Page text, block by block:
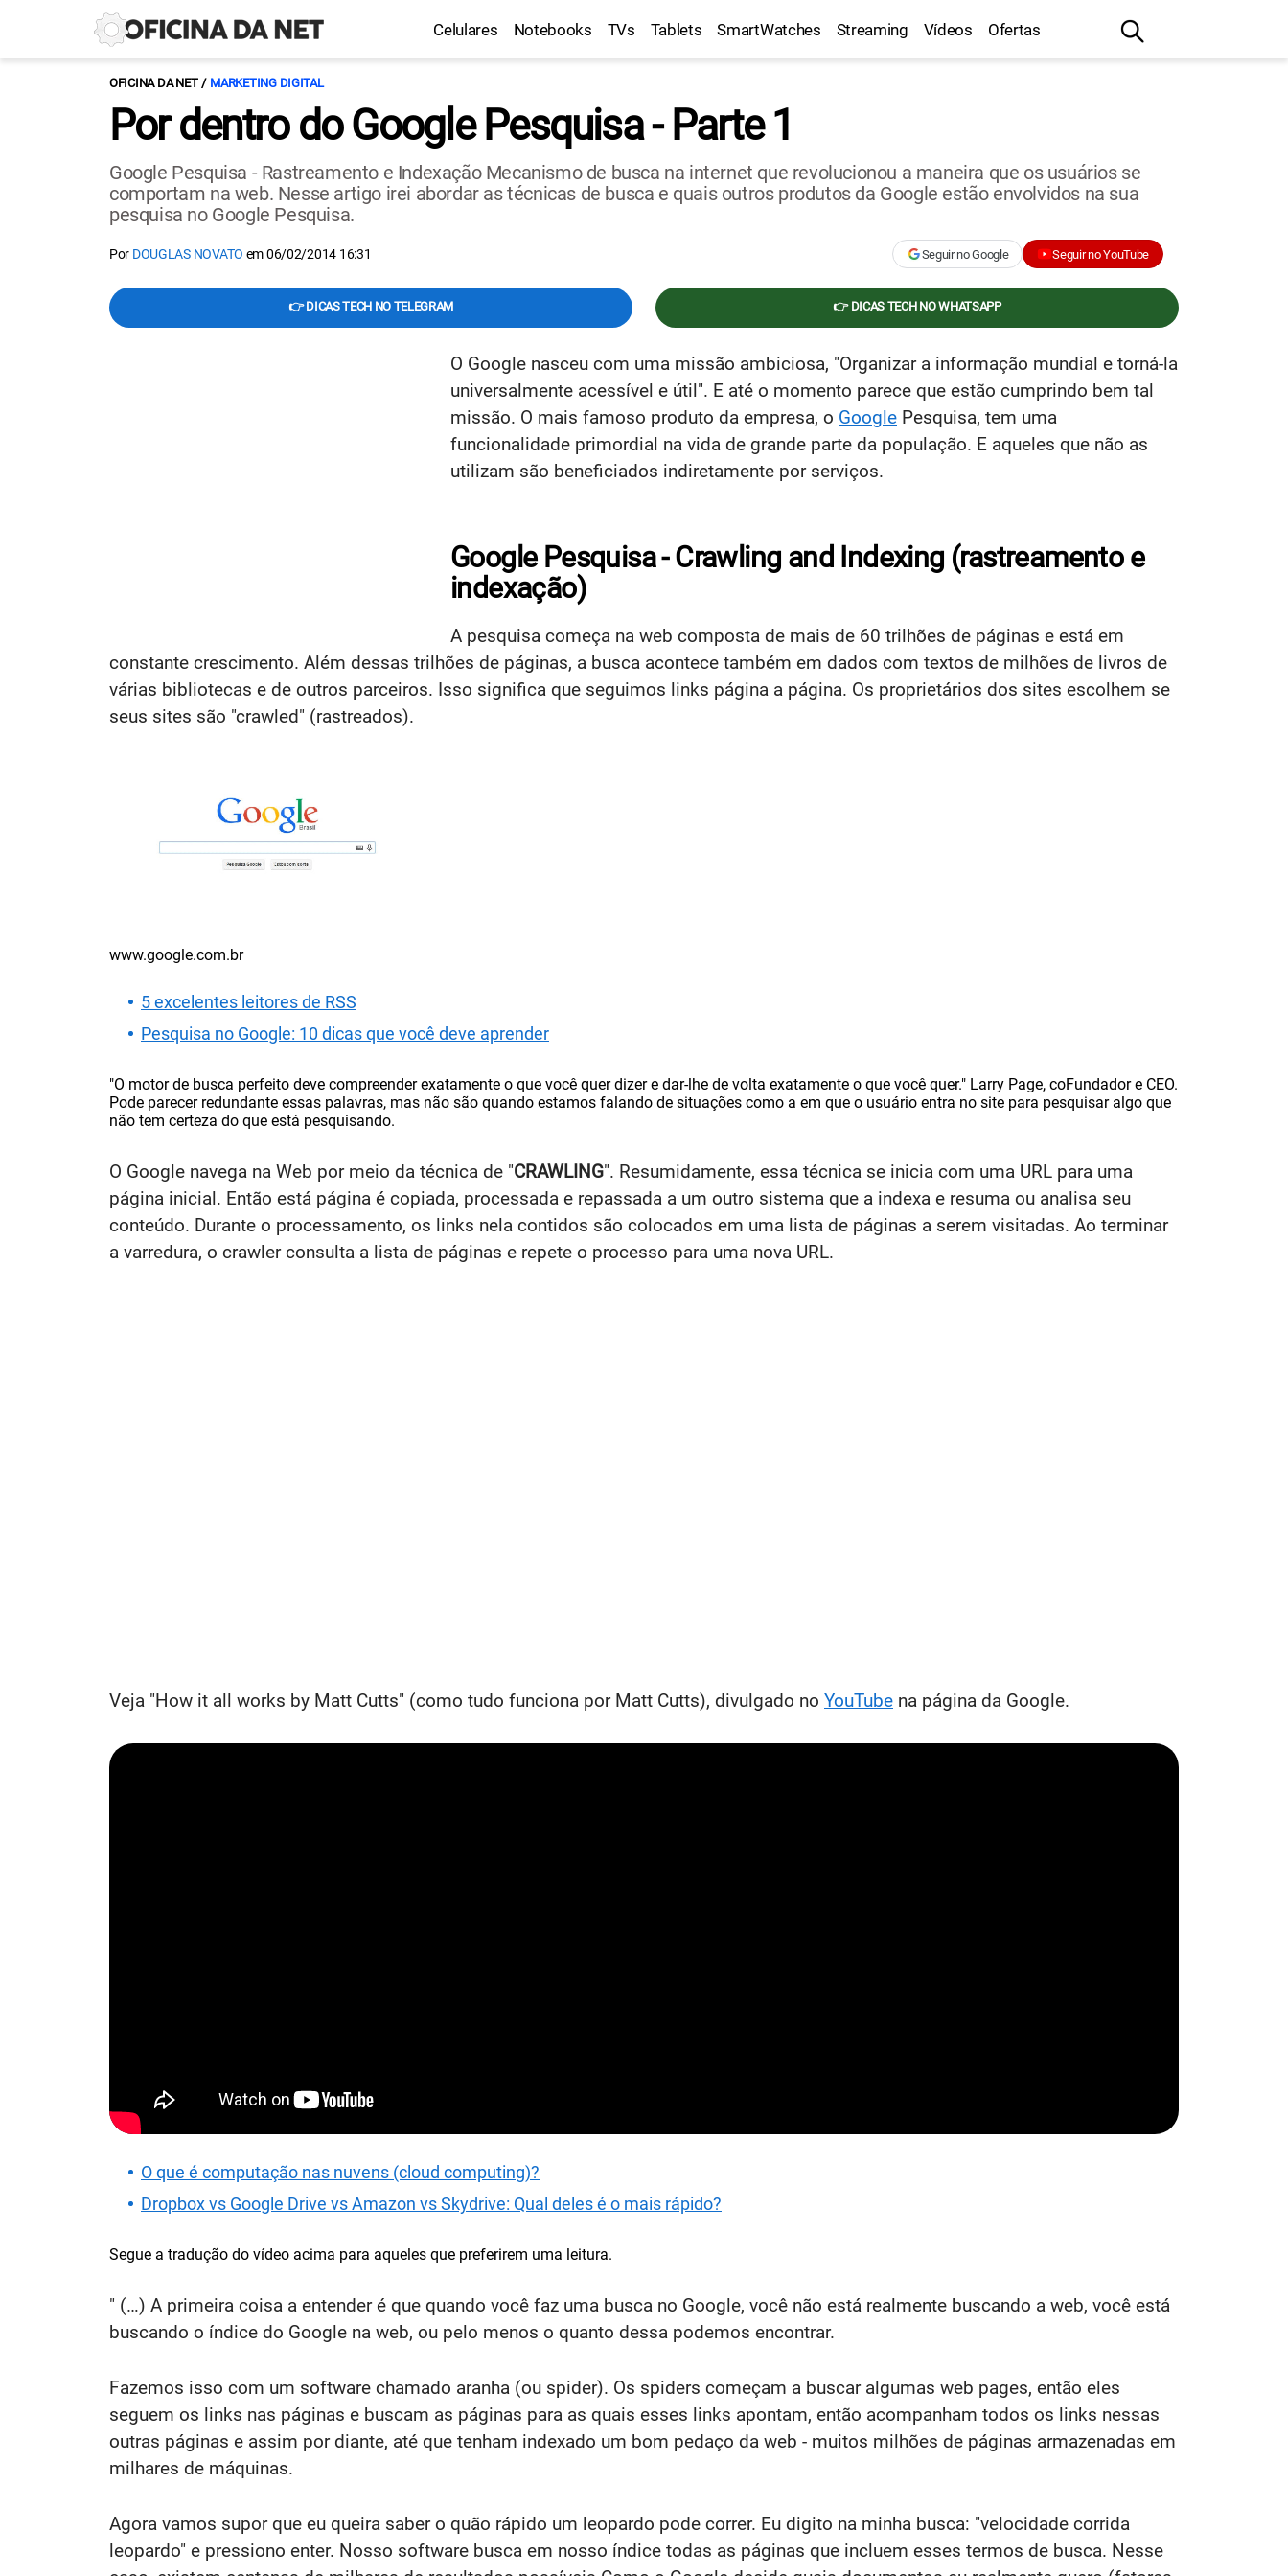
Celulares Notebooks TVs Tablets SmartWatches Streaming Vídeos Ofertas
OFICINA DA NET MARKETING DIGITAL
Por dentro do Google Pesquisa - Parte 1
Google Pesquisa - Rastreamento e Indexação Mecanismo de busca na internet que revolucionou a maneira que os usuários se
comportam na web. Nesse artigo irei abordar as técnicas de busca e quais outros produtos da Google estão envolvidos na sua
pesquisa no Google Pesquisa.
Por DOUGLAS NOVATO em06/02/2014 16:31 Seguir no Google Seguir no YouTube
👉 DICAS TECH NO TELEGRAM 👉 DICAS TECH NO WHATSAPP
O Google nasceu com uma missão ambiciosa, "Organizar a informação mundial e torná-la
universalmente acessível e útil". E até o momento parece que estão cumprindo bem tal
missão. O mais famoso produto da empresa, o Google Pesquisa, tem uma
funcionalidade primordial na vida de grande parte da população. E aqueles que não as
utilizam são beneficiados indiretamente por serviços.
Google Pesquisa - Crawling and Indexing (rastreamento e
indexação)
A pesquisa começa na web composta de mais de 60 trilhões de páginas e está em
constante crescimento. Além dessas trilhões de páginas, a busca acontece também em dados com textos de milhões de livros de
várias bibliotecas e de outros parceiros. Isso significa que seguimos links página a página. Os proprietários dos sites escolhem se
seus sites são "crawled" (rastreados).
www.google.com.br
5 excelentes leitores de RSS
Pesquisa no Google: 10 dicas que você deve aprender
"O motor de busca perfeito deve compreender exatamente o que você quer dizer e dar-lhe de volta exatamente o que você quer." Larry Page, coFundador e CEO.
Pode parecer redundante essas palavras, mas não são quando estamos falando de situações como a em que o usuário entra no site para pesquisar algo que
não tem certeza do que está pesquisando.
O Google navega na Web por meio da técnica de "CRAWLING". Resumidamente, essa técnica se inicia com uma URL para uma
página inicial. Então está página é copiada, processada e repassada a um outro sistema que a indexa e resuma ou analisa seu
conteúdo. Durante o processamento, os links nela contidos são colocados em uma lista de páginas a serem visitadas. Ao terminar
a varredura, o crawler consulta a lista de páginas e repete o processo para uma nova URL.
Veja "How it all works by Matt Cutts" (como tudo funciona por Matt Cutts), divulgado no YouTube na página da Google.
O que é computação nas nuvens (cloud computing)?
Dropbox vs Google Drive vs Amazon vs Skydrive: Qual deles é o mais rápido?
Segue a tradução do vídeo acima para aqueles que preferirem uma leitura.
" (…) A primeira coisa a entender é que quando você faz uma busca no Google, você não está realmente buscando a web, você está
buscando o índice do Google na web, ou pelo menos o quanto dessa podemos encontrar.
Fazemos isso com um software chamado aranha (ou spider). Os spiders começam a buscar algumas web pages, então eles
seguem os links nas páginas e buscam as páginas para as quais esses links apontam, então acompanham todos os links nessas
outras páginas e assim por diante, até que tenham indexado um bom pedaço da web - muitos milhões de páginas armazenadas em
milhares de máquinas.
Agora vamos supor que eu queira saber o quão rápido um leopardo pode correr. Eu digito na minha busca: "velocidade corrida
leopardo" e pressiono enter. Nosso software busca em nosso índice todas as páginas que incluem esses termos de busca. Nesse